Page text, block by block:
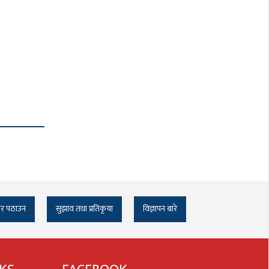
पठाउन सुझाव तथा प्रतिकृया विज्ञापन बारे